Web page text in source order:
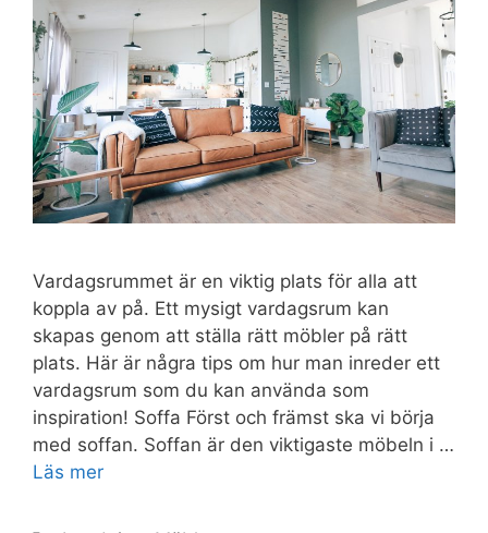
Vardagsrummet är en viktig plats för alla att
koppla av på. Ett mysigt vardagsrum kan
skapas genom att ställa rätt möbler på rätt
plats. Här är några tips om hur man inreder ett
vardagsrum som du kan använda som
inspiration! Soffa Först och främst ska vi börja
med soffan. Soffan är den viktigaste möbeln i …
Läs mer